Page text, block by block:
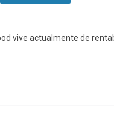
vive actualmente de